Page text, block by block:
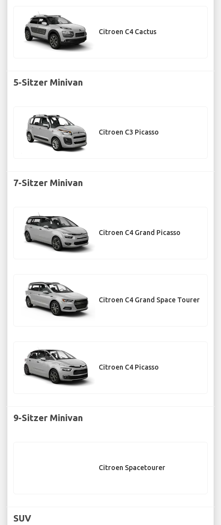
Citroen C4 Cactus
5-Sitzer Minivan
Citroen C3 Picasso
7-Sitzer Minivan
Citroen C4 Grand Picasso
Citroen C4 Grand Space Tourer
Citroen C4 Picasso
9-Sitzer Minivan
Citroen Spacetourer
SUV